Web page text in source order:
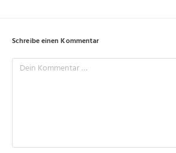
Schreibe einen Kommentar